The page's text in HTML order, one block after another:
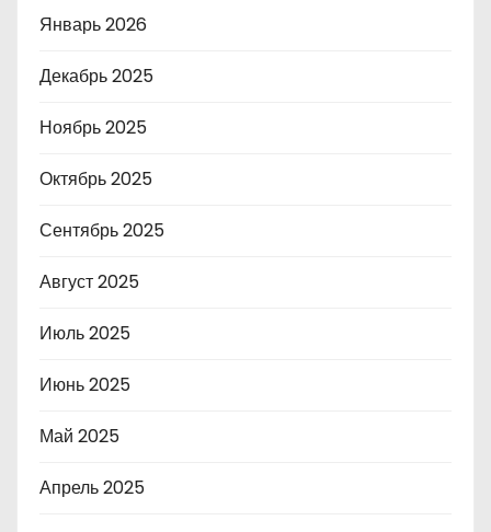
Январь 2026
Декабрь 2025
Ноябрь 2025
Октябрь 2025
Сентябрь 2025
Август 2025
Июль 2025
Июнь 2025
Май 2025
Апрель 2025